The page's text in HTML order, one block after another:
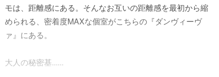
モは、距離感にある。そんなお互いの距離感を最初から縮
められる、密着度MAXな個室がこちらの『ダンヴィーヴ
ァ』にある。
大人の秘密基......